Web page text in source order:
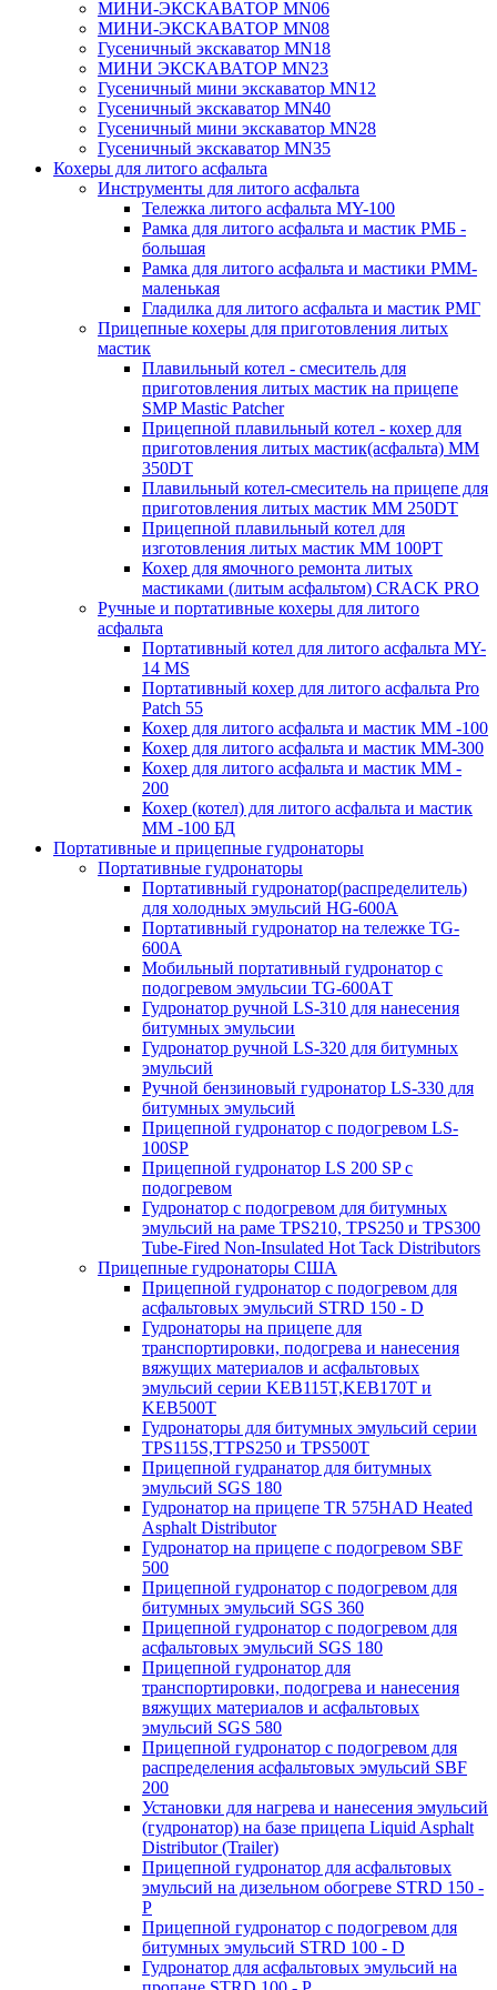
МИНИ-ЭКСКАВАТОР MN06
МИНИ-ЭКСКАВАТОР MN08
Гусеничный экскаватор MN18
МИНИ ЭКСКАВАТОР MN23
Гусеничный мини экскаватор MN12
Гусеничный экскаватор MN40
Гусеничный мини экскаватор MN28
Гусеничный экскаватор MN35
Кохеры для литого асфальта
Инструменты для литого асфальта
Тележка литого асфальта MY-100
Рамка для литого асфальта и мастик РМБ -
большая
Рамка для литого асфальта и мастики РММ-
маленькая
Гладилка для литого асфальта и мастик РМГ
Прицепные кохеры для приготовления литых
мастик
Плавильный котел - смеситель для
приготовления литых мастик на прицепе
SMP Mastic Patcher
Прицепной плавильный котел - кохер для
приготовления литых мастик(асфальта) MM
350DT
Плавильный котел-смеситель на прицепе для
приготовления литых мастик MM 250DT
Прицепной плавильный котел для
изготовления литых мастик MM 100PT
Кохер для ямочного ремонта литых
мастиками (литым асфальтом) CRACK PRO
Ручные и портативные кохеры для литого
асфальта
Портативный котел для литого асфальта MY-
14 MS
Портативный кохер для литого асфальта Pro
Patch 55
Кохер для литого асфальта и мастик MM -100
Кохер для литого асфальта и мастик MM-300
Кохер для литого асфальта и мастик MM -
200
Кохер (котел) для литого асфальта и мастик
MM -100 БД
Портативные и прицепные гудронаторы
Портативные гудронаторы
Портативный гудронатор(распределитель)
для холодных эмульсий HG-600A
Портативный гудронатор на тележке TG-
600A
Мобильный портативный гудронатор с
подогревом эмульсии TG-600AТ
Гудронатор ручной LS-310 для нанесения
битумных эмульсии
Гудронатор ручной LS-320 для битумных
эмульсий
Ручной бензиновый гудронатор LS-330 для
битумных эмульсий
Прицепной гудронатор с подогревом LS-
100SP
Прицепной гудронатор LS 200 SP с
подогревом
Гудронатор с подогревом для битумных
эмульсий на раме TPS210, TPS250 и TPS300
Tube-Fired Non-Insulated Hot Tack Distributors
Прицепные гудронаторы США
Прицепной гудронатор с подогревом для
асфальтовых эмульсий STRD 150 - D
Гудронаторы на прицепе для
транспортировки, подогрева и нанесения
вяжущих материалов и асфальтовых
эмульсий серии KEB115T,KEB170T и
KEB500T
Гудронаторы для битумных эмульсий серии
TPS115S,TTPS250 и TPS500T
Прицепной гудранатор для битумных
эмульсий SGS 180
Гудронатор на прицепе TR 575HAD Heated
Asphalt Distributor
Гудронатор на прицепе с подогревом SBF
500
Прицепной гудронатор с подогревом для
битумных эмульсий SGS 360
Прицепной гудронатор с подогревом для
асфальтовых эмульсий SGS 180
Прицепной гудронатор для
транспортировки, подогрева и нанесения
вяжущих материалов и асфальтовых
эмульсий SGS 580
Прицепной гудронатор с подогревом для
распределения асфальтовых эмульсий SBF
200
Установки для нагрева и нанесения эмульсий
(гудронатор) на базе прицепа Liquid Asphalt
Distributor (Trailer)
Прицепной гудронатор для асфальтовых
эмульсий на дизельном обогреве STRD 150 -
Р
Прицепной гудронатор с подогревом для
битумных эмульсий STRD 100 - D
Гудронатор для асфальтовых эмульсий на